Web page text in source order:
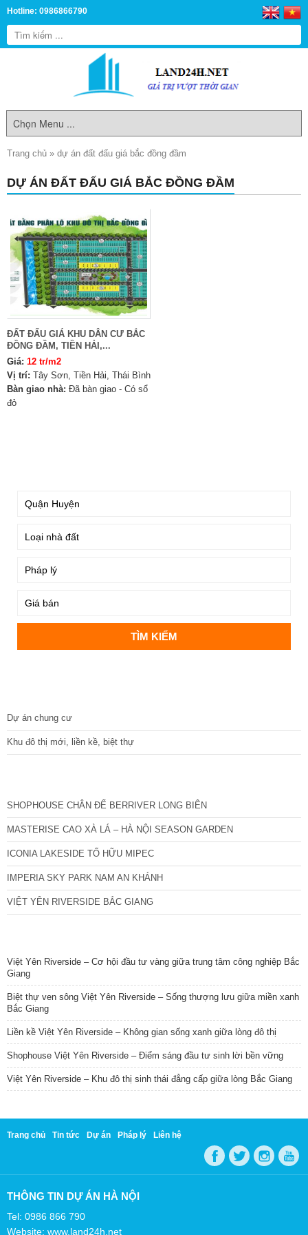
Hotline: 0986866790
Trang chủ » dự án đất đấu giá bắc đồng đầm
DỰ ÁN ĐẤT ĐẤU GIÁ BẮC ĐỒNG ĐẦM
ĐẤT ĐẤU GIÁ KHU DÂN CƯ BẮC
ĐỒNG ĐẦM, TIỀN HẢI,...
Giá: 12 tr/m2
Vị trí: Tây Sơn, Tiền Hải, Thái Bình
Bàn giao nhà: Đã bàn giao - Có sổ
đỏ
Dự án chung cư
Khu đô thị mới, liền kề, biệt thự
SHOPHOUSE CHÂN ĐẾ BERRIVER LONG BIÊN
MASTERISE CAO XÀ LÁ – HÀ NỘI SEASON GARDEN
ICONIA LAKESIDE TỐ HỮU MIPEC
IMPERIA SKY PARK NAM AN KHÁNH
VIỆT YÊN RIVERSIDE BẮC GIANG
Việt Yên Riverside – Cơ hội đầu tư vàng giữa trung tâm công nghiệp Bắc
Giang
Biệt thự ven sông Việt Yên Riverside – Sống thượng lưu giữa miền xanh
Bắc Giang
Liền kề Việt Yên Riverside – Không gian sống xanh giữa lòng đô thị
Shophouse Việt Yên Riverside – Điểm sáng đầu tư sinh lời bền vững
Việt Yên Riverside – Khu đô thị sinh thái đẳng cấp giữa lòng Bắc Giang
Trang chủ Tin tức Dự án Pháp lý Liên hệ
THÔNG TIN DỰ ÁN HÀ NỘI
Tel: 0986 866 790
Website: www.land24h.net